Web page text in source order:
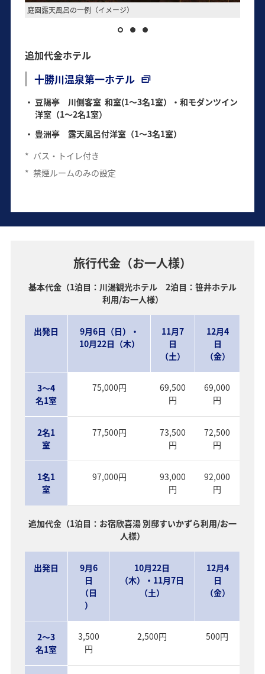
庭園露天風呂の一例（イメージ）
追加代金ホテル
十勝川温泉第一ホテル
豆陽亭 川側客室 和室(1～3名1室）・和モダンツイン
洋室（1～2名1室）
豊洲亭 露天風呂付洋室（1～3名1室）
* バス・トイレ付き
* 禁煙ルームのみの設定
旅行代金（お一人様）
基本代金（1泊目：川湯観光ホテル 2泊目：笹井ホテル
利用/お一人様）
出発日
9月6日（日）・
10月22日（木）
11月7
日
（土）
12月4
日
（金）
3～4
名1室
75,000円
69,500
円
69,000
円
2名1
室
77,500円
73,500
円
72,500
円
1名1
室
97,000円
93,000
円
92,000
円
追加代金（1泊目：お宿欣喜湯 別邸すいかずら利用/お一
人様）
出発日
9月6
日
（日
）
10月22日
（木）・11月7日
（土）
12月4
日
（金）
2～3
名1室
3,500
円
2,500円 500円